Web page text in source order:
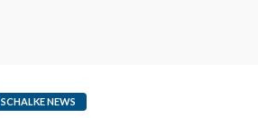
SCHALKE NEWS